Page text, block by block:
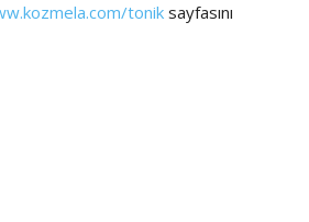
toniksayfasını